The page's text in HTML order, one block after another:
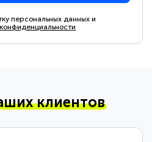
персональных данных и
клиентов